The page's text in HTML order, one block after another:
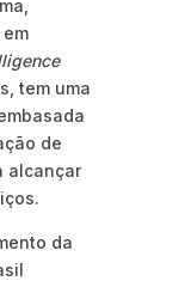
tem uma
de
alcançar
da